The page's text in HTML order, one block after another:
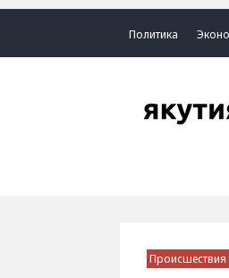
Политика
Происшествия